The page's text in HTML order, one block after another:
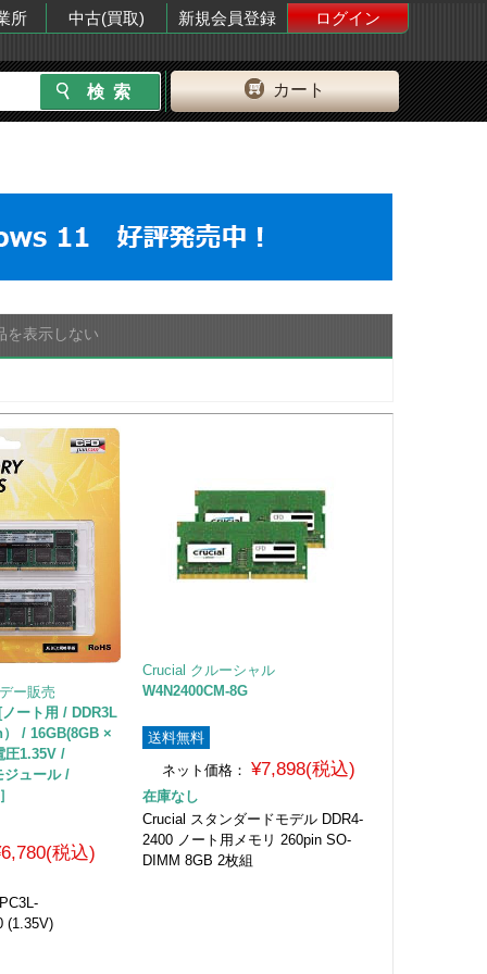
所 中古(買取) 新規会員登録
ログイン
カート
を表示しない
ー販売
ート用 / DDR3L
/ 16GB(8GB ×
圧1.35V /
ジュール /
税込)
(1.35V)
Crucial クルーシャル
W4N2400CM-8G
送料無料
ネット価格：
¥7,898(税込)
在庫なし
Crucial スタンダードモデル DDR4-
2400 ノート用メモリ 260pin SO-
DIMM 8GB 2枚組